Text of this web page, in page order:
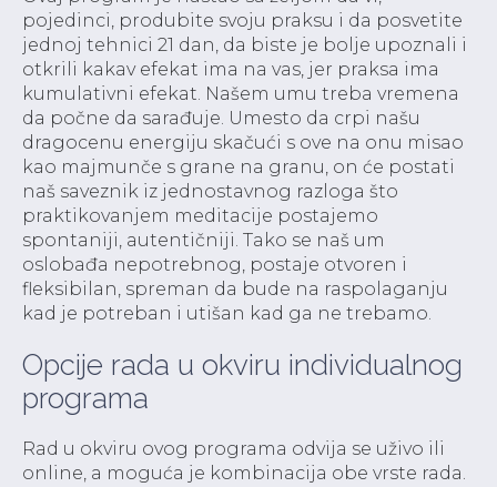
pojedinci, produbite svoju praksu i da posvetite
jednoj tehnici 21 dan, da biste je bolje upoznali i
otkrili kakav efekat ima na vas, jer praksa ima
kumulativni efekat. Našem umu treba vremena
da počne da sarađuje. Umesto da crpi našu
dragocenu energiju skačući s ove na onu misao
kao majmunče s grane na granu, on će postati
naš saveznik iz jednostavnog razloga što
praktikovanjem meditacije postajemo
spontaniji, autentičniji. Tako se naš um
oslobađa nepotrebnog, postaje otvoren i
fleksibilan, spreman da bude na raspolaganju
kad je potreban i utišan kad ga ne trebamo.
Opcije rada u okviru individualnog
programa
Rad u okviru ovog programa odvija se uživo ili
online, a moguća je kombinacija obe vrste rada.